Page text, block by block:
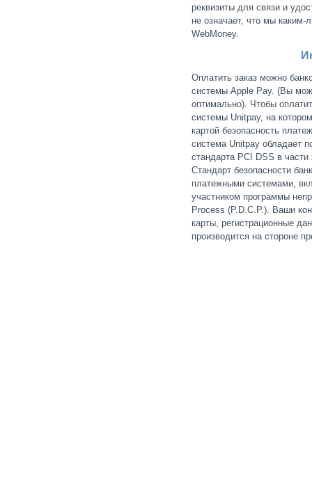
реквизиты для связи и
не означает, что мы
WebMoney.
Оплатить заказ можно
системы Apple Pay. (Вы
оптимально). Чтобы
системы Unitpay, на
картой безопасность
система Unitpay обладает
стандарта PCI DSS в
Стандарт безопасности
платежными системами,
участником программы
Process (P.D.C.P.). Ваши
карты, регистрационные
производится на стороне